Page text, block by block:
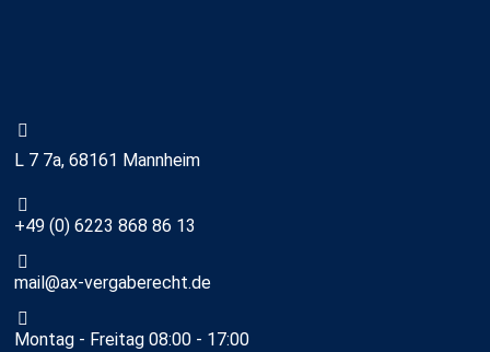
L 7 7a, 68161 Mannheim
+49 (0) 6223 868 86 13
mail@ax-vergaberecht.de
Montag - Freitag 08:00 - 17:00